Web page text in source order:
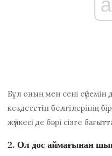
Бұл оның мен сені
кездесетін белгілерінің
жүйкесі де бәрі сізге
2. Ол дос аймағынан